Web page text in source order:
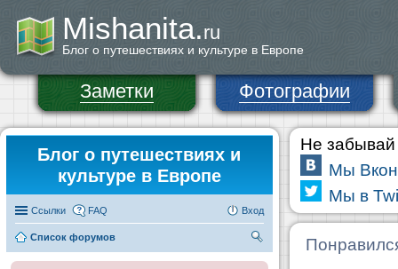
Mishanita.ru
Блог о путешествиях и культуре в Европе
Заметки Фотографии
Блог о путешествиях и
культуре в Европе
Ссылки FAQ Вход
Список форумов
Не забывай
Мы
Мы в